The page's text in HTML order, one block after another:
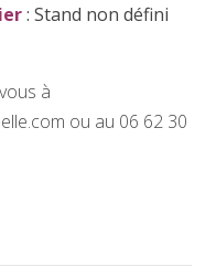
: Stand non défini
à
ou au 06 62 30